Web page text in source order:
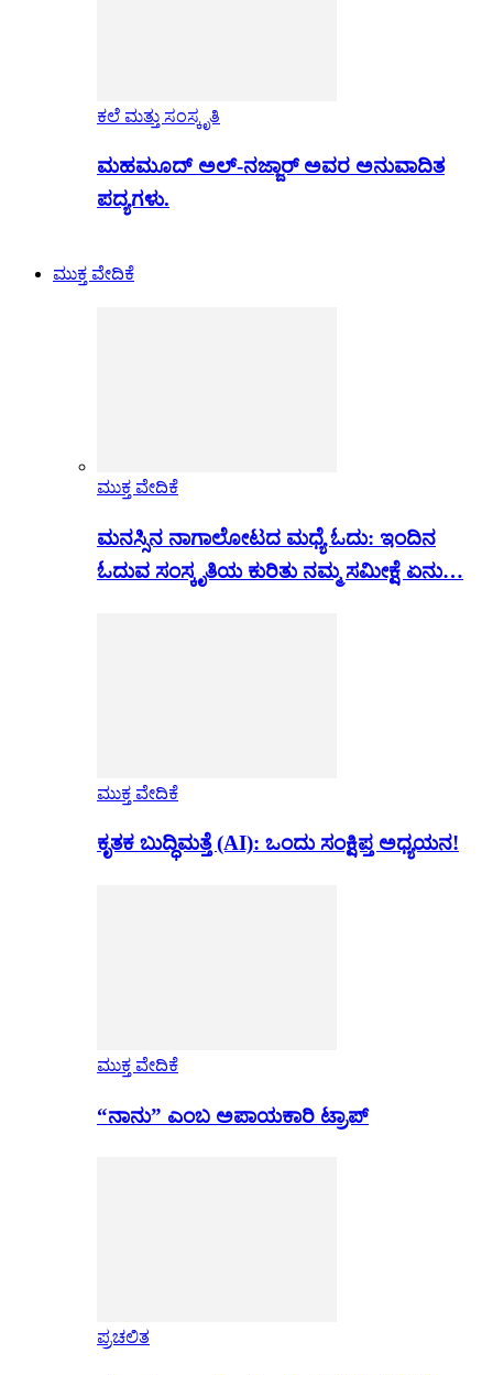
ಕಲೆ ಮತ್ತು ಸಂಸ್ಕೃತಿ
ಮಹಮೂದ್ ಅಲ್-ನಜ್ಜಾರ್ ಅವರ ಅನುವಾದಿತ
ಪದ್ಯಗಳು.
ಮುಕ್ತ ವೇದಿಕೆ
ಮುಕ್ತ ವೇದಿಕೆ
ಮನಸ್ಸಿನ ನಾಗಾಲೋಟದ ಮಧ್ಯೆ ಓದು: ಇಂದಿನ
ಓದುವ ಸಂಸ್ಕೃತಿಯ ಕುರಿತು ನಮ್ಮ ಸಮೀಕ್ಷೆ ಏನು…
ಮುಕ್ತ ವೇದಿಕೆ
ಕೃತಕ ಬುದ್ಧಿಮತ್ತೆ (AI): ಒಂದು ಸಂಕ್ಷಿಪ್ತ ಅಧ್ಯಯನ!
ಮುಕ್ತ ವೇದಿಕೆ
“ನಾನು” ಎಂಬ ಅಪಾಯಕಾರಿ ಟ್ರಾಪ್
ಪ್ರಚಲಿತ